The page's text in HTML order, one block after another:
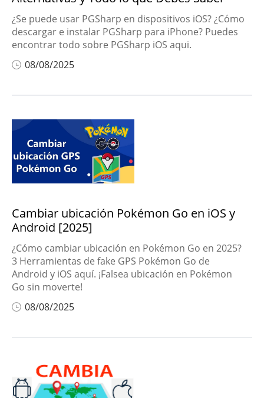
¿Se puede usar PGSharp en dispositivos iOS? ¿Cómo
descargar e instalar PGSharp para iPhone? Puedes
encontrar todo sobre PGSharp iOS aqui.
08/08/2025
Cambiar ubicación Pokémon Go en iOS y
Android [2025]
¿Cómo cambiar ubicación en Pokémon Go en 2025?
3 Herramientas de fake GPS Pokémon Go de
Android y iOS aquí. ¡Falsea ubicación en Pokémon
Go sin moverte!
08/08/2025